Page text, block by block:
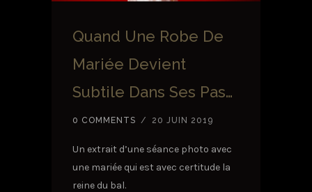
Quand Une Robe De
Mariée Devient
Subtile Dans Ses Pas…
0 COMMENTS / 20 JUIN 2019
Un extrait d’une séance photo avec
une mariée qui est avec certitude la
reine du bal.